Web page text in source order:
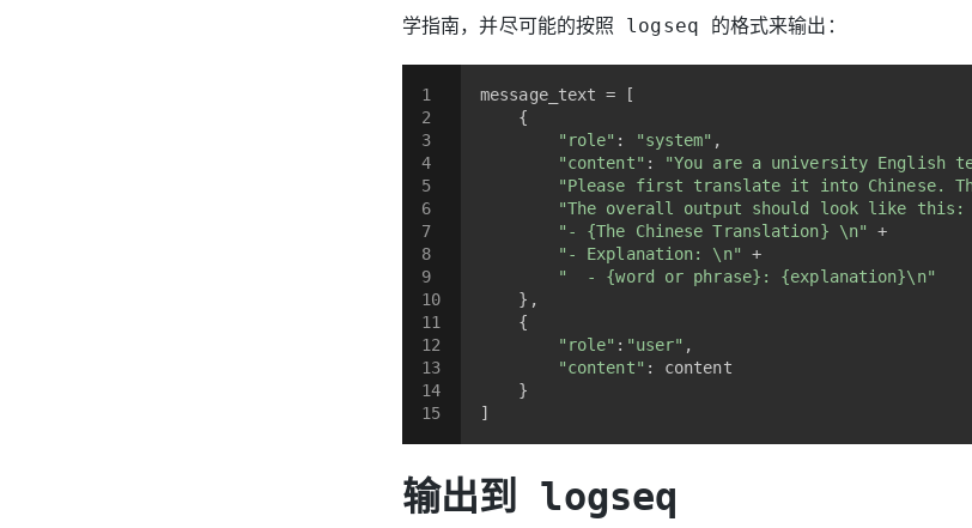
学指南，并尽可能的按照 logseq 的格式来输出：
1
2
3
4
5
6
7
8
9
10
11
12
13
14
15
message_text = [
    {
"role" : "system" ,
"content" : "You are a university English
"Please first translate it into Chinese.
"The overall output should look like this:
"- {The Chinese Translation} \n"
+
"- Explanation: \n"
+
"  - {word or phrase}: {explanation}\n"
    },
    {
"role" : "user" ,
"content" : content
    }
]
输出到 logseq